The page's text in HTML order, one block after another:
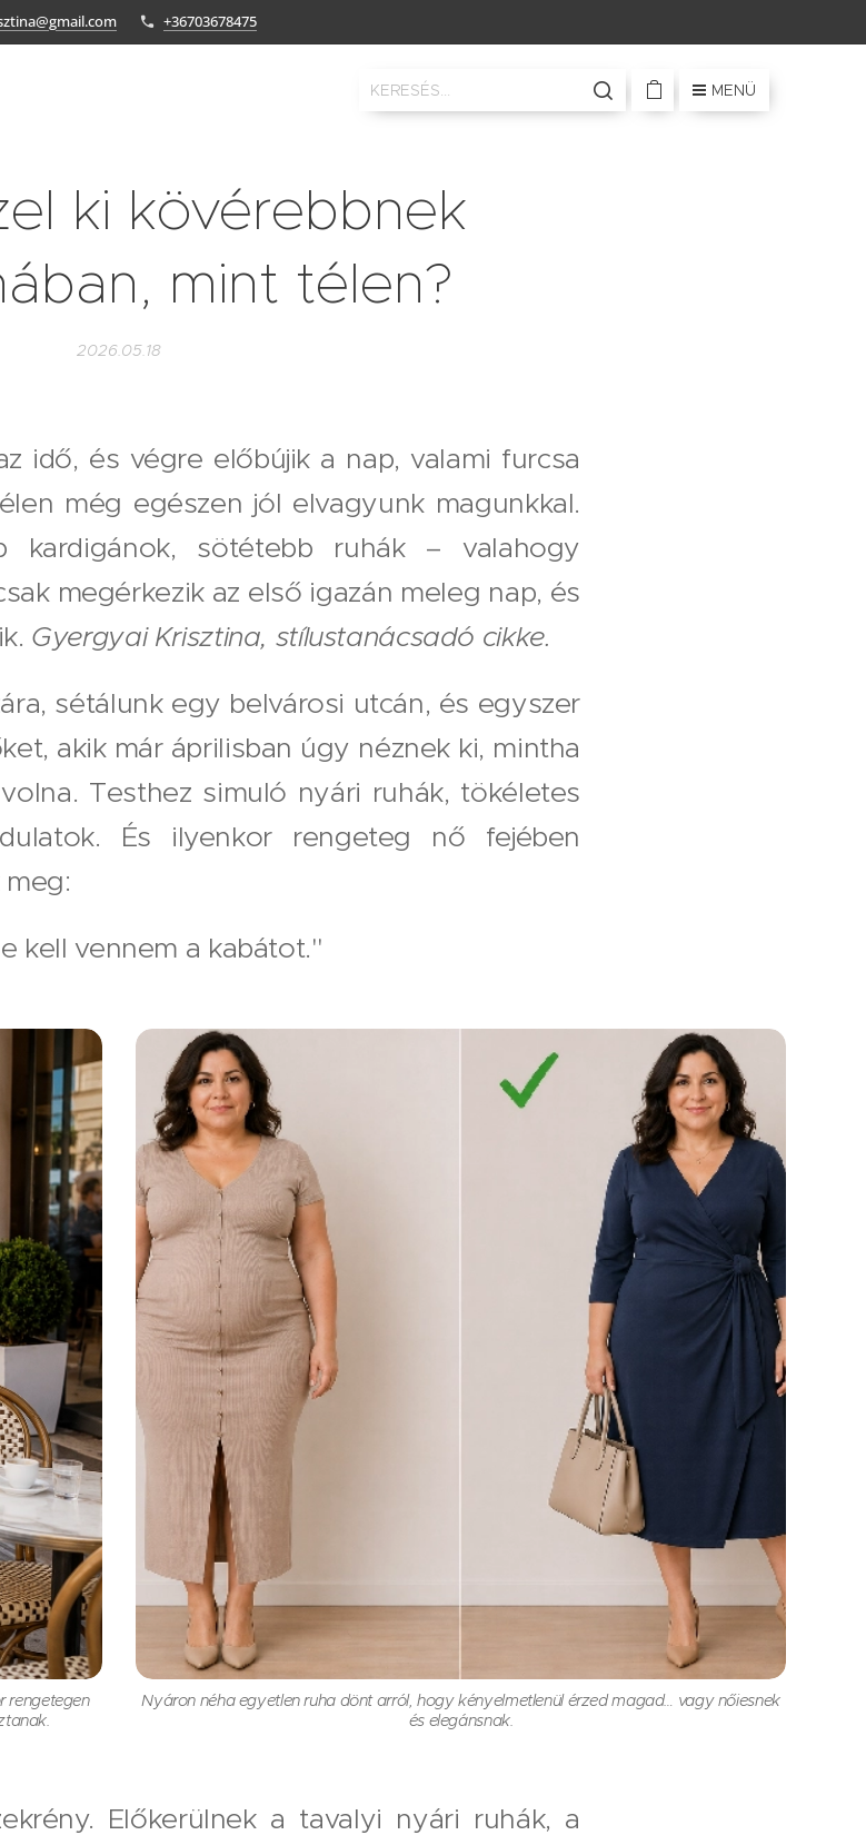
+36703678475
MENÜ
ki kövérebbnek
mint télen?
2026.05.18
idő, és végre előbújik a nap, valami furcsa
még egészen jól elvagyunk magunkkal.
kardigánok, sötétebb ruhák – valahogy
megérkezik az első igazán meleg nap, és
Gyergyai Krisztina, stílustanácsadó cikke.
sétálunk egy belvárosi utcán, és egyszer
akik már áprilisban úgy néznek ki, mintha
Testhez simuló nyári ruhák, tökéletes
És ilyenkor rengeteg nő fejében
kell vennem a kabátot."
rengetegen
Nyáron néha egyetlen ruha dönt arról, hogy kényelmetlenül érzed magad… vagy nőiesnek
és elegánsnak.
Előkerülnek a tavalyi nyári ruhák, a